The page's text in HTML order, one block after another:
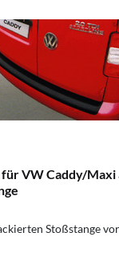
VW Caddy/Maxi
Stoßstange